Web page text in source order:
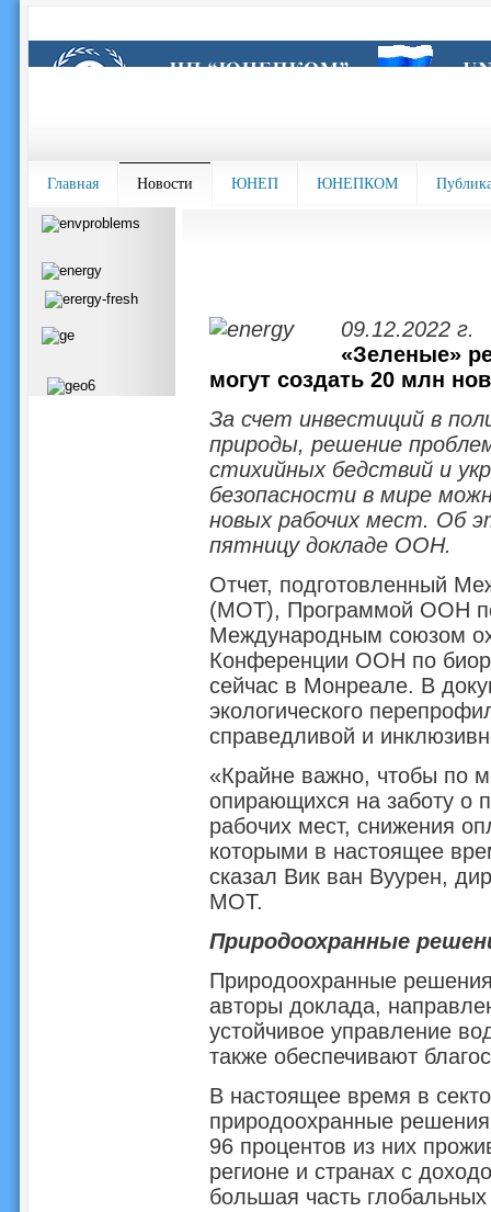
Главная Новости ЮНЕП ЮНЕПКОМ
09.12.2022 г.
«Зеленые»
могут создать 20 млн
За счет инвестиций в
природы, решение
стихийных бедствий и
безопасности в мире
новых рабочих мест. Об
пятницу докладе ООН.
Отчет, подготовленный
(МОТ), Программой ООН
Международным союзом
Конференции ООН по
сейчас в Монреале. В
экологического
справедливой и
«Крайне важно, чтобы по
опирающихся на заботу о
рабочих мест, снижения
которыми в настоящее
сказал Вик ван Вуурен,
МОТ.
Природоохранные
Природоохранные
авторы доклада,
устойчивое управление
также обеспечивают
В настоящее время в
природоохранные
96 процентов из них
регионе и странах с
большая часть